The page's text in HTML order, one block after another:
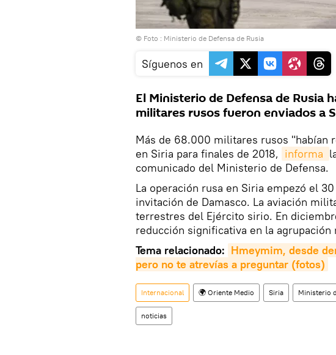
© Foto : Ministerio de Defensa de Rusia
Síguenos en
El Ministerio de Defensa de Rusia
militares rusos fueron enviados a
Más de 68.000 militares rusos "habían
en Siria para finales de 2018, informa
comunicado del Ministerio de Defensa.
La operación rusa en Siria empezó el
invitación de Damasco. La aviación
terrestres del Ejército sirio. En
reducción significativa en la
Tema relacionado: Hmeymim, desde
pero no te atrevías a preguntar (fotos)
Internacional 🌍 Oriente Medio Siria Ministerio
noticias